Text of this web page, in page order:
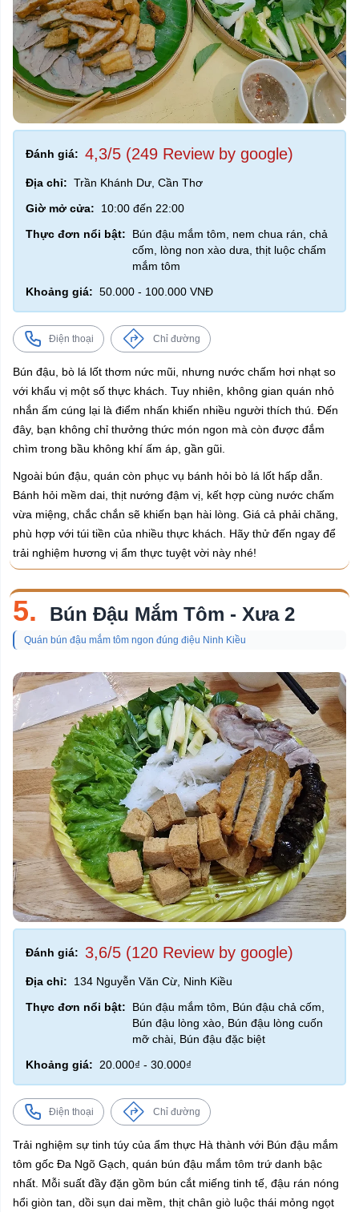
Đánh giá: 4,3/5 (249 Review by google)
Địa chỉ: Trần Khánh Dư, Cần Thơ
Giờ mở cửa:
10:00 đến 22:00
Thực đơn nổi bật:
Bún đậu mắm tôm, nem chua rán, chả
cốm, lòng non xào dưa, thịt luộc chấm
mắm tôm
Khoảng giá: 50.000 - 100.000 VNĐ
Điện thoại Chỉ đường
Bún đậu, bò lá lốt thơm nức mũi, nhưng nước chấm hơi nhạt so
với khẩu vị một số thực khách. Tuy nhiên, không gian quán nhỏ
nhắn ấm cúng lại là điểm nhấn khiến nhiều người thích thú. Đến
đây, bạn không chỉ thưởng thức món ngon mà còn được đắm
chìm trong bầu không khí ấm áp, gần gũi.
Ngoài bún đậu, quán còn phục vụ bánh hỏi bò lá lốt hấp dẫn.
Bánh hỏi mềm dai, thịt nướng đậm vị, kết hợp cùng nước chấm
vừa miệng, chắc chắn sẽ khiến bạn hài lòng. Giá cả phải chăng,
phù hợp với túi tiền của nhiều thực khách. Hãy thử đến ngay để
trải nghiệm hương vị ẩm thực tuyệt vời này nhé!
5. Bún Đậu Mắm Tôm - Xưa 2
Quán bún đậu mắm tôm ngon đúng điệu Ninh Kiều
Đánh giá: 3,6/5 (120 Review by google)
Địa chỉ:
134 Nguyễn Văn Cừ, Ninh Kiều
Thực đơn nổi bật:
Bún đậu mắm tôm, Bún đậu chả cốm,
Bún đậu lòng xào, Bún đậu lòng cuốn
mỡ chài, Bún đậu đặc biệt
Khoảng giá:
20.000₫ - 30.000₫
Điện thoại Chỉ đường
Trải nghiệm sự tinh túy của ẩm thực Hà thành với Bún đậu mắm
tôm gốc Đa Ngõ Gạch, quán bún đậu mắm tôm trứ danh bậc
nhất. Mỗi suất đầy đặn gồm bún cắt miếng tinh tế, đậu rán nóng
hổi giòn tan, dồi sụn dai mềm, thịt chân giò luộc thái mỏng ngọt